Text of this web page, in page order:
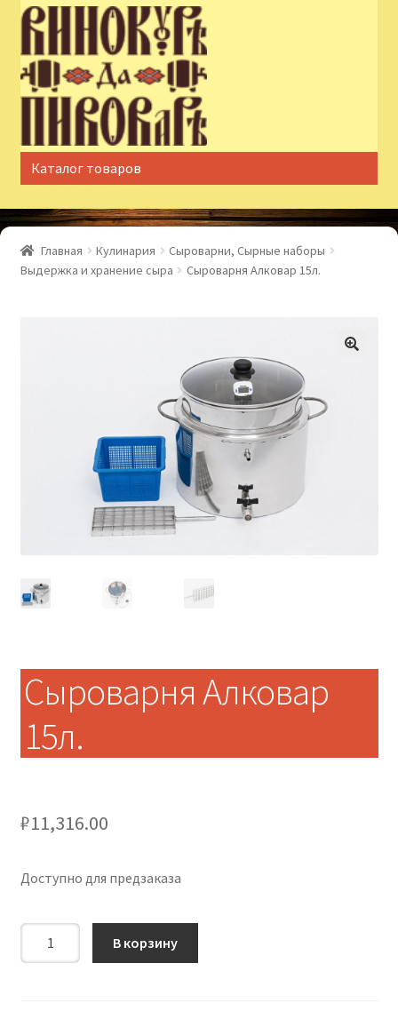
Перейти
навигации
Перейти
содержимому
Каталог товаров
Главная Кулинария
Сыроварни, Сырные наборы
Выдержка и хранение сыра
Сыроварня Алковар 15л.
Сыроварня Алковар
15л.
₽11,316.00
Доступно для предзаказа
В корзину